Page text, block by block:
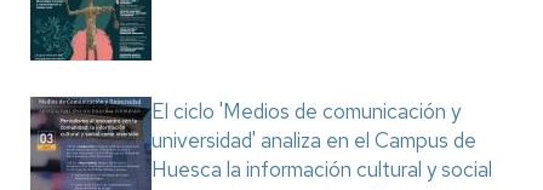
El ciclo 'Medios de comunicación y
universidad' analiza en el Campus de
Huesca la información cultural y social